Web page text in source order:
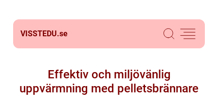
VISSTEDU.se
Effektiv och miljövänlig
uppvärmning med pelletsbrännare